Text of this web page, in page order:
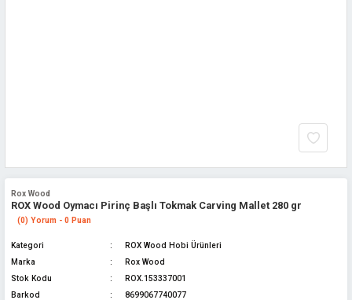
Rox Wood
ROX Wood Oymacı Pirinç Başlı Tokmak Carving Mallet 280 gr
(0) Yorum - 0 Puan
Kategori
ROX Wood Hobi Ürünleri
Marka
Rox Wood
Stok Kodu
ROX.153337001
Barkod
8699067740077